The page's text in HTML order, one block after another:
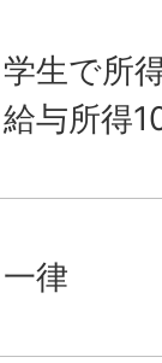
学生で所
給与所得
一律